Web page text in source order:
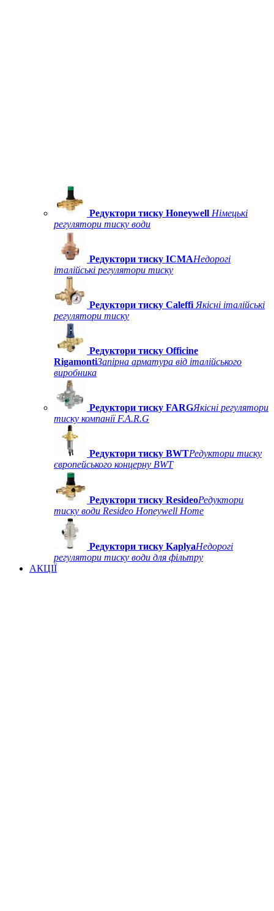
Редуктори тиску Honeywell Німецькі
регулятори тиску води
Редуктори тиску ICMAНедорогі
італійські регулятори тиску
Редуктори тиску Caleffi Якісні італійські
регулятори тиску
Редуктори тиску Officine
RigamontiЗапірна арматура від італійського
виробника
Редуктори тиску FARGЯкісні регулятори
тиску компанії F.A.R.G
Редуктори тиску BWTРедуктори тиску
європейського концерну BWT
Редуктори тиску ResideoРедуктори
тиску води Resideo Honeywell Home
Редуктори тиску KaplyaНедорогі
регулятори тиску води для фільтру
АКЦІЇ